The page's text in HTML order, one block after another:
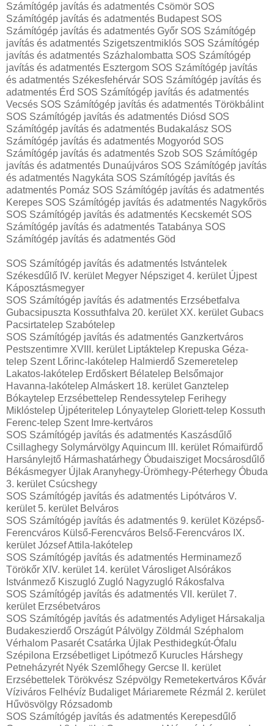
Számítógép javítás és adatmentés Csömör SOS
Számítógép javítás és adatmentés Budapest SOS
Számítógép javítás és adatmentés Győr SOS Számítógép
javítás és adatmentés Szigetszentmiklós SOS Számítógép
javítás és adatmentés Százhalombatta SOS Számítógép
javítás és adatmentés Esztergom SOS Számítógép javítás
és adatmentés Székesfehérvár SOS Számítógép javítás és
adatmentés Érd SOS Számítógép javítás és adatmentés
Vecsés SOS Számítógép javítás és adatmentés Törökbálint
SOS Számítógép javítás és adatmentés Diósd SOS
Számítógép javítás és adatmentés Budakalász SOS
Számítógép javítás és adatmentés Mogyoród SOS
Számítógép javítás és adatmentés Szob SOS Számítógép
javítás és adatmentés Dunaújváros SOS Számítógép javítás
és adatmentés Nagykáta SOS Számítógép javítás és
adatmentés Pomáz SOS Számítógép javítás és adatmentés
Kerepes SOS Számítógép javítás és adatmentés Nagykőrös
SOS Számítógép javítás és adatmentés Kecskemét SOS
Számítógép javítás és adatmentés Tatabánya SOS
Számítógép javítás és adatmentés Göd
SOS Számítógép javítás és adatmentés Istvántelek
Székesdűlő IV. kerület Megyer Népsziget 4. kerület Újpest
Káposztásmegyer
SOS Számítógép javítás és adatmentés Erzsébetfalva
Gubacsipuszta Kossuthfalva 20. kerület XX. kerület Gubacs
Pacsirtatelep Szabótelep
SOS Számítógép javítás és adatmentés Ganzkertváros
Pestszentimre XVIII. kerület Liptáktelep Krepuska Géza-
telep Szent Lőrinc-lakótelep Halmierdő Szemeretelep
Lakatos-lakótelep Erdőskert Bélatelep Belsőmajor
Havanna-lakótelep Almáskert 18. kerület Ganztelep
Bókaytelep Erzsébettelep Rendessytelep Ferihegy
Miklóstelep Újpéteritelep Lónyaytelep Gloriett-telep Kossuth
Ferenc-telep Szent Imre-kertváros
SOS Számítógép javítás és adatmentés Kaszásdűlő
Csillaghegy Solymárvölgy Aquincum III. kerület Rómaifürdő
Harsánylejtő Hármashatárhegy Óbudaisziget Mocsárosdűlő
Békásmegyer Újlak Aranyhegy-Ürömhegy-Péterhegy Óbuda
3. kerület Csúcshegy
SOS Számítógép javítás és adatmentés Lipótváros V.
kerület 5. kerület Belváros
SOS Számítógép javítás és adatmentés 9. kerület Középső-
Ferencváros Külső-Ferencváros Belső-Ferencváros IX.
kerület József Attila-lakótelep
SOS Számítógép javítás és adatmentés Herminamező
Törökőr XIV. kerület 14. kerület Városliget Alsórákos
Istvánmező Kiszugló Zugló Nagyzugló Rákosfalva
SOS Számítógép javítás és adatmentés VII. kerület 7.
kerület Erzsébetváros
SOS Számítógép javítás és adatmentés Adyliget Hársakalja
Budakeszierdő Országút Pálvölgy Zöldmál Széphalom
Vérhalom Pasarét Csatárka Újlak Pesthidegkút-Ófalu
Szépilona Erzsébetliget Lipótmező Kurucles Hárshegy
Petneházyrét Nyék Szemlőhegy Gercse II. kerület
Erzsébettelek Törökvész Szépvölgy Remetekertváros Kővár
Víziváros Felhévíz Budaliget Máriaremete Rézmál 2. kerület
Hűvösvölgy Rózsadomb
SOS Számítógép javítás és adatmentés Kerepesdűlő